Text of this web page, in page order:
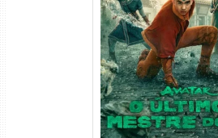
Avatar: O Último
Ar 2ª Temporada
(2026) WEB-DL
Áudio